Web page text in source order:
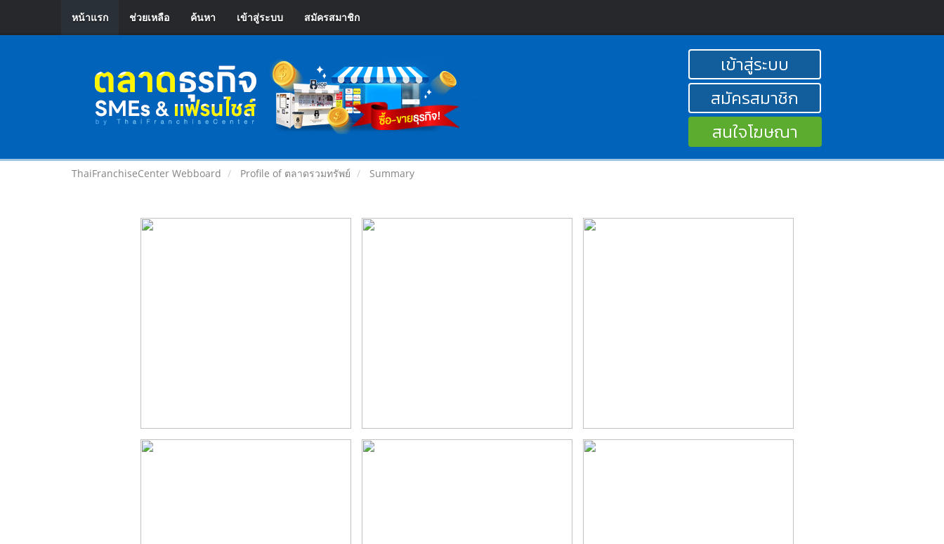
หน้าแรก ช่วยเหลือ ค้นหา เข้าสู่ระบบ สมัครสมาชิก
เข้าสู่ระบบ
สมัครสมาชิก
สนใจโฆษณา
ThaiFranchiseCenter Webboard Profile of ตลาดรวมทรัพย์ Summary